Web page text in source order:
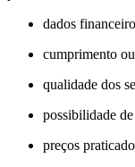
dados
cumprimento
qualidade dos
possibilidade
preços